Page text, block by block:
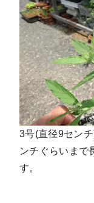
3号(直径9セン
ンチぐらいまで
す。